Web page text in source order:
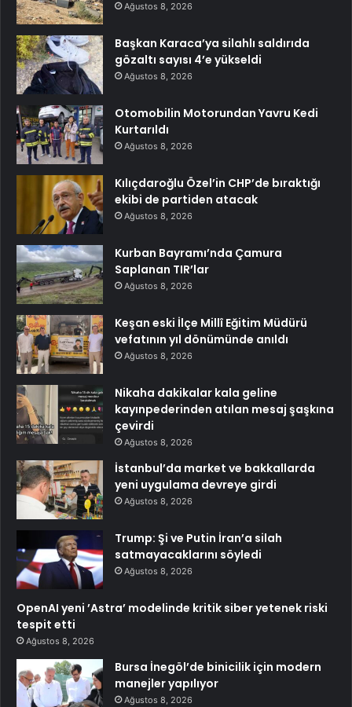
Ağustos 8, 2026
Başkan Karaca’ya silahlı saldırıda
gözaltı sayısı 4’e yükseldi
Ağustos 8, 2026
Otomobilin Motorundan Yavru Kedi
Kurtarıldı
Ağustos 8, 2026
Kılıçdaroğlu Özel’in CHP’de bıraktığı
ekibi de partiden atacak
Ağustos 8, 2026
Kurban Bayramı’nda Çamura
Saplanan TIR’lar
Ağustos 8, 2026
Keşan eski İlçe Millî Eğitim Müdürü
vefatının yıl dönümünde anıldı
Ağustos 8, 2026
Nikaha dakikalar kala geline
kayınpederinden atılan mesaj şaşkına
çevirdi
Ağustos 8, 2026
İstanbul’da market ve bakkallarda
yeni uygulama devreye girdi
Ağustos 8, 2026
Trump: Şi ve Putin İran’a silah
satmayacaklarını söyledi
Ağustos 8, 2026
OpenAI yeni ’Astra’ modelinde kritik siber yetenek riski
tespit etti
Ağustos 8, 2026
Bursa İnegöl’de binicilik için modern
manejler yapılıyor
Ağustos 8, 2026